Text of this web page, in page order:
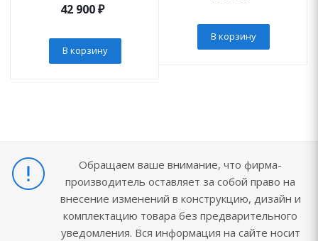
42 900₽
В корзину
В корзину
Обращаем ваше внимание, что фирма-
производитель оставляет за собой право на
внесение изменений в конструкцию, дизайн и
комплектацию товара без предварительного
уведомления. Вся информация на сайте носит